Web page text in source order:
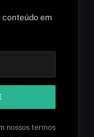
conteúdo em
nossos termos